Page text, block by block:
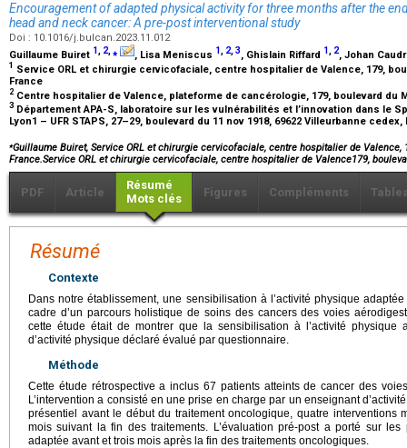
Encouragement of adapted physical activity for three months after the
head and neck cancer: A pre-post interventional study
Doi : 10.1016/j.bulcan.2023.11.012
Guillaume Buiret 1, 2,⁎ , Lisa Meniscus 1, 2,3, Ghislain Riffard 1, 2, Johan
1 Service ORL et chirurgie cervicofaciale, centre hospitalier de Valence, 179,
France
2 Centre hospitalier de Valence, plateforme de cancérologie, 179, boulevard du
3 Département APA-S, laboratoire sur les vulnérabilités et l’innovation dans le
Lyon1 – UFR STAPS, 27–29, boulevard du 11 nov 1918, 69622 Villeurbanne
⁎Guillaume Buiret, Service ORL et chirurgie cervicofaciale, centre hospitalier de Valence,
France.Service ORL et chirurgie cervicofaciale, centre hospitalier de Valence179,
PDF Article
Résumé
Mots clés
Figures Compléments
Résumé
Contexte
Dans notre établissement, une sensibilisation à l’activité physique
cadre d’un parcours holistique de soins des cancers des voies
cette étude était de montrer que la sensibilisation à l’activité physique
d’activité physique déclaré évalué par questionnaire.
Méthode
Cette étude rétrospective a inclus 67 patients atteints de cancer des
L’intervention a consisté en une prise en charge par un enseignant
présentiel avant le début du traitement oncologique, quatre interventions
mois suivant la fin des traitements. L’évaluation pré-post a porté sur les
adaptée avant et trois mois après la fin des traitements oncologiques.